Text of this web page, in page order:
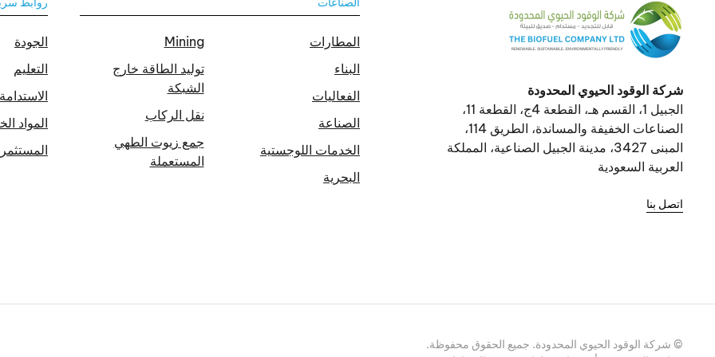
شركة الوقود الحيوي المحدودة
الجبيل 1، القسم هـ، القطعة 4ج، القطعة 11،
الصناعات الخفيفة والمساندة، الطريق 114،
المبنى 3427، مدينة الجبيل الصناعية، المملكة
العربية السعودية
اتصل بنا
المطارات
البناء
الفعاليات
الصناعة
الخدمات اللوجستية
البحرية
Mining
توليد الطاقة خارج
الشبكة
نقل الركاب
جمع زيوت الطهي
المستعملة
الجودة
التعليم
الاستدامة
المواد
© شركة الوقود الحيوي المحدودة. جميع الحقوق محفوظة.